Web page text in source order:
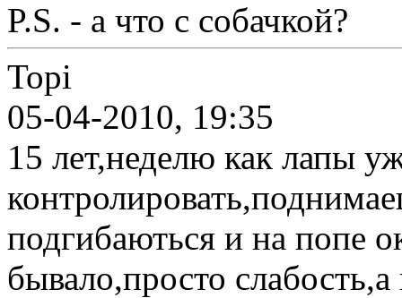
P.S. - а что с собачкой?
Topi
05-04-2010, 19:35
15 лет,неделю как лапы
подгибаються и на попе
бывало,просто